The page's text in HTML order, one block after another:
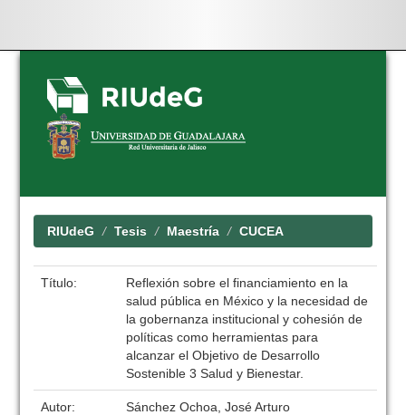
Skip
navigation
RIUdeG Tesis Maestría CUCEA
Título:
Reflexión sobre el financiamiento en la
salud pública en México y la necesidad de
la gobernanza institucional y cohesión de
políticas como herramientas para
alcanzar el Objetivo de Desarrollo
Sostenible 3 Salud y Bienestar.
Autor: Sánchez Ochoa, José Arturo